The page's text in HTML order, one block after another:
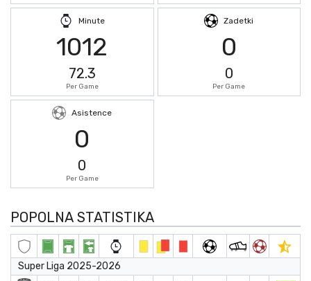
Minute
1012
72.3
Per Game
Zadetki
0
0
Per Game
Asistence
0
0
Per Game
POPOLNA STATISTIKA
Super Liga 2025-2026